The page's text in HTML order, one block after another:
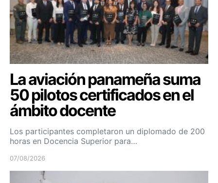
La aviación panameña suma
50 pilotos certificados en el
ámbito docente
Los participantes completaron un diplomado de 200
horas en Docencia Superior para…
07/08/2026